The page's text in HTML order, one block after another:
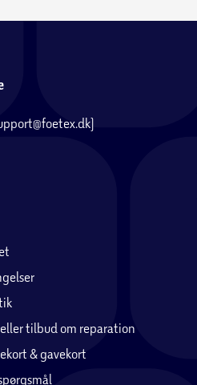
tilbud om reparation
& gavekort